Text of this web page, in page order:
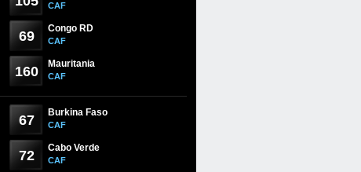
CAF
69 Congo RD
CAF
160 Mauritania
CAF
67 Burkina Faso
CAF
72 Cabo Verde
CAF